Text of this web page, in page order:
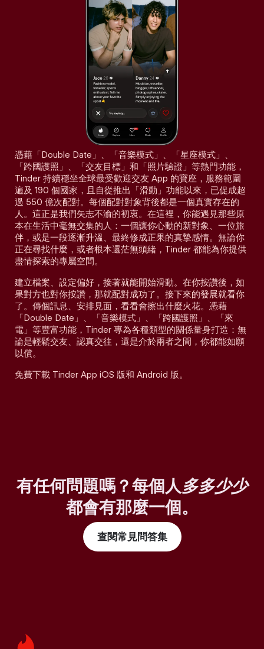
憑藉「Double Date」、「音樂模式」、「星座模式」、
「跨國護照」、「交友目標」和「照片驗證」等熱門功能，
Tinder 持續穩坐全球最受歡迎交友 App 的寶座，服務範圍
遍及 190 個國家，且自從推出「滑動」功能以來，已促成超
過 550 億次配對。每個配對對象背後都是一個真實存在的
人。這正是我們矢志不渝的初衷。在這裡，你能遇見那些原
本在生活中毫無交集的人：一個讓你心動的新對象、一位旅
伴，或是一段逐漸升溫、最終修成正果的真摯感情。無論你
正在尋找什麼，或者根本還茫無頭緒，Tinder 都能為你提供
盡情探索的專屬空間。
建立檔案、設定偏好，接著就能開始滑動。在你按讚後，如
果對方也對你按讚，那就配對成功了。接下來的發展就看你
了。傳個訊息、安排見面，看看會擦出什麼火花。憑藉
「Double Date」、「音樂模式」、「跨國護照」、「來
電」等豐富功能，Tinder 專為各種類型的關係量身打造：無
論是輕鬆交友、認真交往，還是介於兩者之間，你都能如願
以償。
免費下載 Tinder App iOS 版和 Android 版。
有任何問題嗎？每個人多多少少
都會有那麼一個。
查閱常見問答集